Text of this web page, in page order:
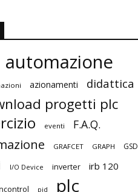
automazione
azionamenti didattica
progetti plc
eventi F.A.Q.
GRAFCET GRAPH GSD
I/O Device inverter irb 120
pid plc